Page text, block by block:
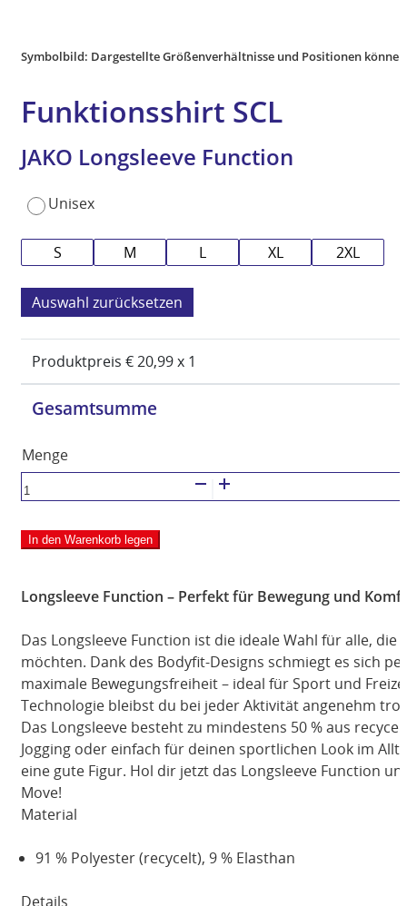
Symbolbild: Dargestellte Größenverhältnisse und Positionen
Funktionsshirt SCL
JAKO Longsleeve Function
Unisex
S M L XL 2XL
zurücksetzen
Produktpreis €20,99x 1
Gesamtsumme
JAKO
Longsleeve
Function
Menge
In den Warenkorb legen
Longsleeve Function – Perfekt für Bewegung und
Das Longsleeve Function ist die ideale Wahl für alle,
möchten. Dank des Bodyfit-Designs schmiegt es sich
maximale Bewegungsfreiheit – ideal für Sport und
Technologie bleibst du bei jeder Aktivität angenehm
Das Longsleeve besteht zu mindestens 50 % aus
Jogging oder einfach für deinen sportlichen Look im
eine gute Figur. Hol dir jetzt das Longsleeve Function
Move!
Material
91 % Polyester (recycelt), 9 % Elasthan
Details